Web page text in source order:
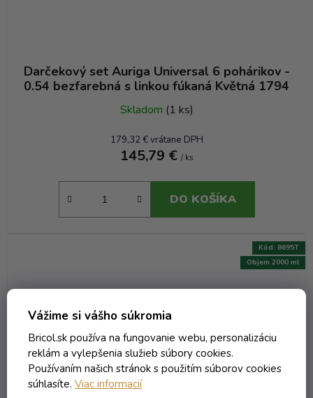
Vážime si vášho súkromia
Bricol.sk používa na fungovanie webu, personalizáciu
reklám a vylepšenia služieb súbory cookies.
Používaním našich stránok s použitím súborov cookies
súhlasíte. Viac informacií
Darčekový set Auriga Universal 6 pohárikov -
0.54 bezfarebná s linkou fúkaná Květná 1794
Skladom (1 ks)
179,32 € vrátane DPH
145,79 € / ks
DO KOŠÍKA
Objem 2000 ml
Kód: 8695T